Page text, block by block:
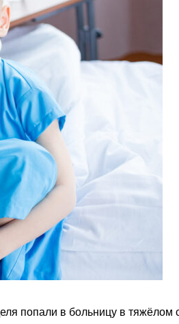
попали в больницу в тяжёлом